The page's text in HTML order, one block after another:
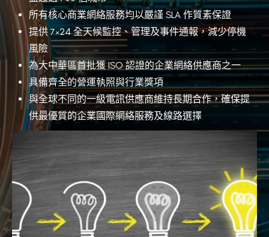
所有核心商業網絡服務均以嚴謹 SLA 作質素保證
提供 7×24 全天候監控、管理及事件通報，減少停機
風險
為大中華區首批獲 ISO 認證的企業網絡供應商之一
具備齊全的營運執照與行業獎項
與全球不同的一級電訊供應商維持長期合作，確保提
供最優質的企業國際網絡服務及線路選擇